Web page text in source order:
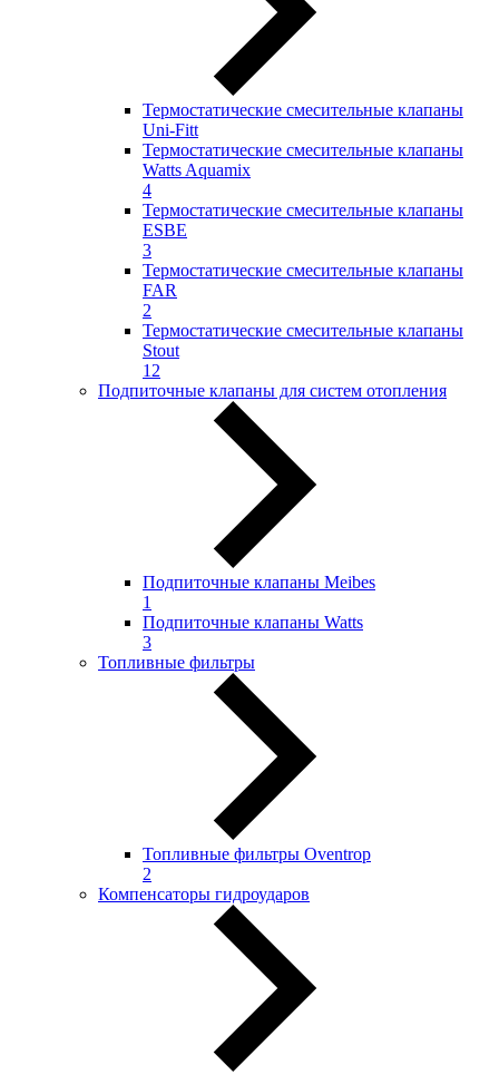
Термостатические смесительные клапаны
Uni-Fitt
Термостатические смесительные клапаны
Watts Aquamix
4
Термостатические смесительные клапаны
ESBE
3
Термостатические смесительные клапаны
FAR
2
Термостатические смесительные клапаны
Stout
12
Подпиточные клапаны для систем отопления
Подпиточные клапаны Meibes
1
Подпиточные клапаны Watts
3
Топливные фильтры
Топливные фильтры Oventrop
2
Компенсаторы гидроударов